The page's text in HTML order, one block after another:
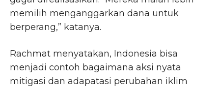
memilih menganggarkan dana untuk
berperang,” katanya.
Rachmat menyatakan, Indonesia bisa
menjadi contoh bagaimana aksi nyata
mitigasi dan adapatasi perubahan iklim